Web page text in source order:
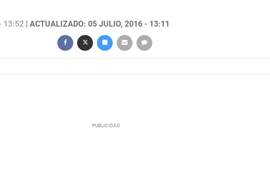
13:52| ACTUALIZADO: 05 JULIO, 2016 - 13:11